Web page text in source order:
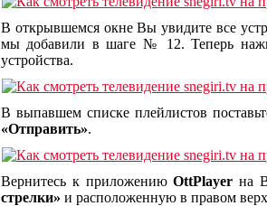
В открывшемся окне Вы увидите все
мы добавили в шаге № 12. Теперь
устройства.
В выпавшем списке плейлистов
«Отправить».
Вернитесь к приложениюOttPlayer на
стрелки» и расположенную в правом